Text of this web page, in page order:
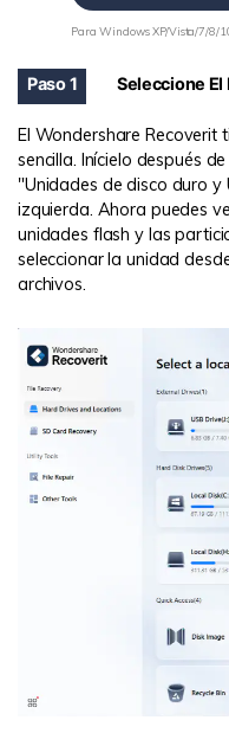
Para Windows XP/Vista/7/8/
Paso 1 Seleccione El
El Wondershare Recoverit
sencilla. Inícielo después
"Unidades de disco duro
izquierda. Ahora puedes
unidades flash y las
seleccionar la unidad
archivos.